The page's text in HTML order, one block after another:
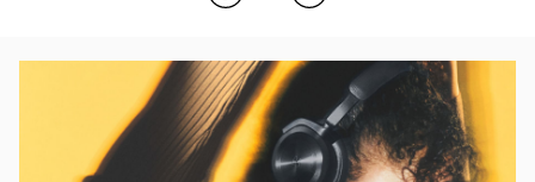
Afbeelding van evenement